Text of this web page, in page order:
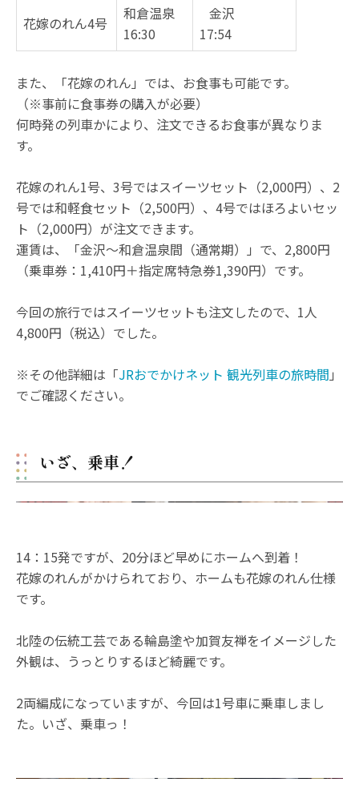
花嫁のれん4号
和倉温泉
16:30
金沢
17:54
また、「花嫁のれん」では、お食事も可能です。
（※事前に食事券の購入が必要）
何時発の列車かにより、注文できるお食事が異なりま
す。
花嫁のれん1号、3号ではスイーツセット（2,000円）、2
号では和軽食セット（2,500円）、4号ではほろよいセッ
ト（2,000円）が注文できます。
運賃は、「金沢～和倉温泉間（通常期）」で、2,800円
（乗車券：1,410円＋指定席特急券1,390円）です。
今回の旅行ではスイーツセットも注文したので、1人
4,800円（税込）でした。
※その他詳細は「JRおでかけネット 観光列車の旅時間 」
でご確認ください。
いざ、乗車！
14：15発ですが、20分ほど早めにホームへ到着！
花嫁のれんがかけられており、ホームも花嫁のれん仕様
です。
北陸の伝統工芸である輪島塗や加賀友禅をイメージした
外観は、うっとりするほど綺麗です。
2両編成になっていますが、今回は1号車に乗車しまし
た。いざ、乗車っ！